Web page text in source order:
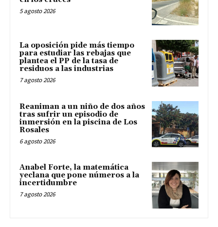
5 agosto 2026
La oposición pide más tiempo
para estudiar las rebajas que
plantea el PP de la tasa de
residuos a las industrias
7 agosto 2026
Reaniman a un niño de dos años
tras sufrir un episodio de
inmersión en la piscina de Los
Rosales
6 agosto 2026
Anabel Forte, la matemática
yeclana que pone números a la
incertidumbre
7 agosto 2026